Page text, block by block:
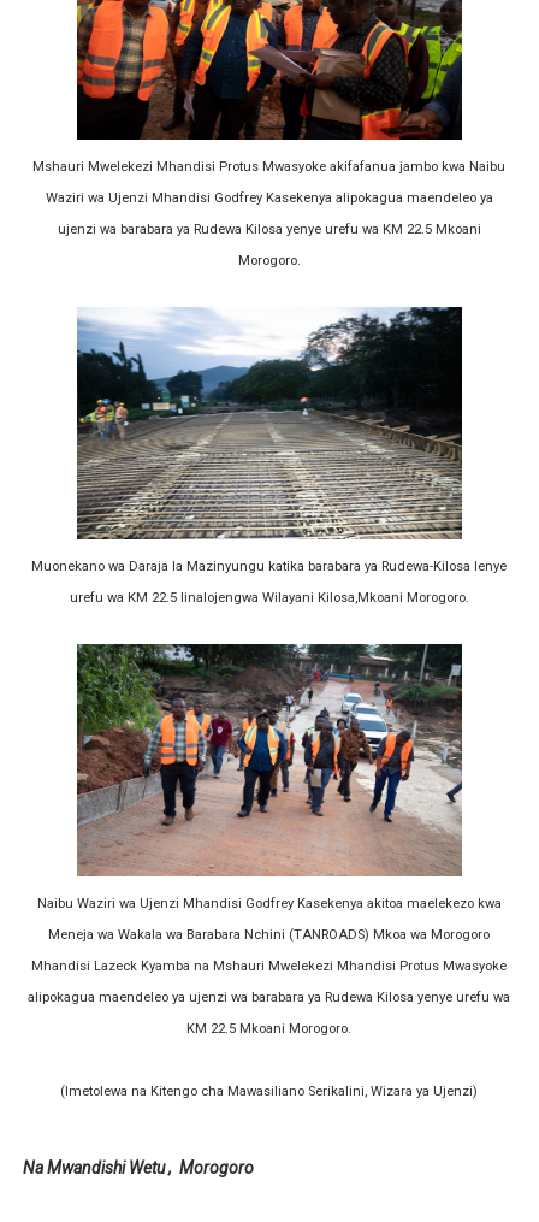
Mshauri Mwelekezi Mhandisi Protus Mwasyoke akifafanua jambo kwa Naibu
Waziri wa Ujenzi Mhandisi Godfrey Kasekenya alipokagua maendeleo ya
ujenzi wa barabara ya Rudewa Kilosa yenye urefu wa KM 22.5 Mkoani
Morogoro.
Muonekano wa Daraja la Mazinyungu katika barabara ya Rudewa-Kilosa lenye
urefu wa KM 22.5 linalojengwa Wilayani Kilosa,Mkoani Morogoro.
Naibu Waziri wa Ujenzi Mhandisi Godfrey Kasekenya akitoa maelekezo kwa
Meneja wa Wakala wa Barabara Nchini (TANROADS) Mkoa wa Morogoro
Mhandisi Lazeck Kyamba na Mshauri Mwelekezi Mhandisi Protus Mwasyoke
alipokagua maendeleo ya ujenzi wa barabara ya Rudewa Kilosa yenye urefu wa
KM 22.5 Mkoani Morogoro.
(Imetolewa na Kitengo cha Mawasiliano Serikalini, Wizara ya Ujenzi)
Na Mwandishi Wetu , Morogoro